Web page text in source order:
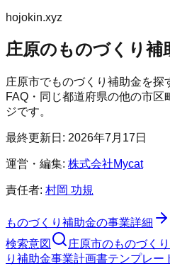
hojokin.xyz
庄原のものづくり補
庄原市でものづくり補助金を探
FAQ・同じ都道府県の他の市
ジです。
最終更新日: 2026年7月17日
運営・編集: 株式会社Mycat
責任者: 村岡 功規
ものづくり補助金の事業詳細
検索意図
庄原市のものづく
り補助金事業計画書テンプレー